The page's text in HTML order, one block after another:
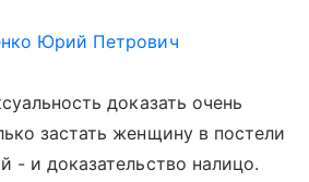
Юрий Петрович
доказать очень
застать женщину в постели
- и доказательство налицо.